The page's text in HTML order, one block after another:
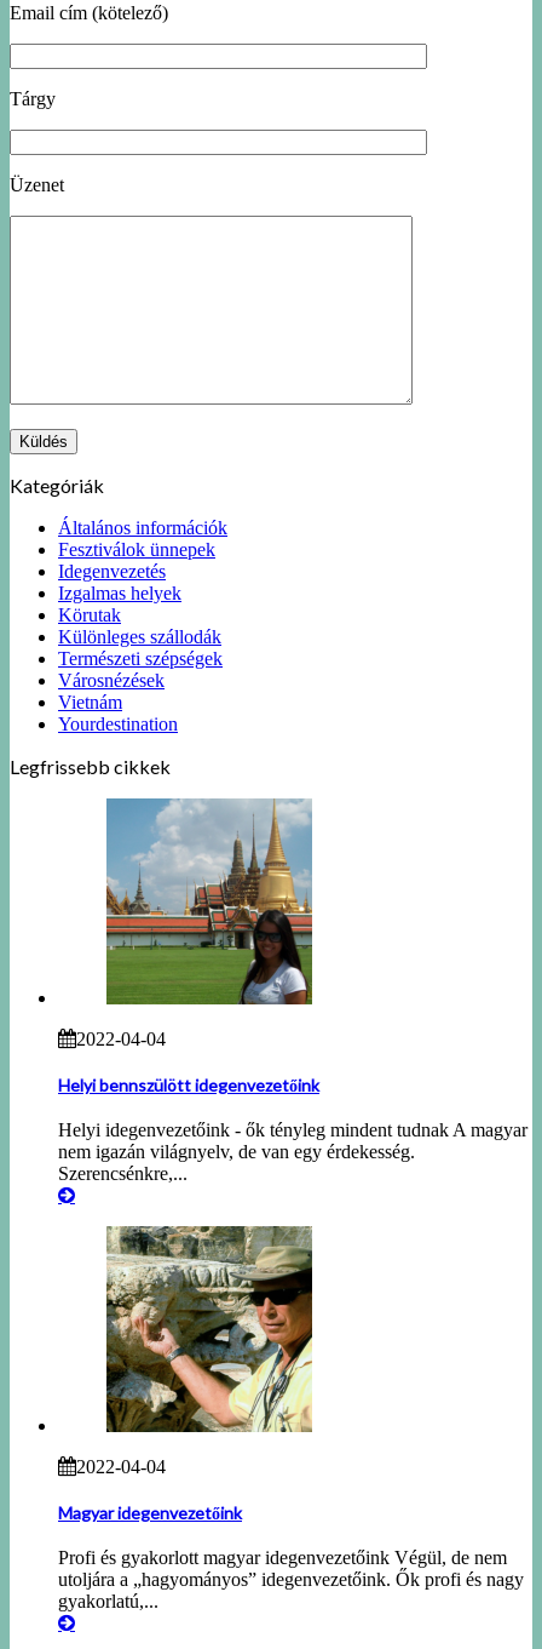
Email cím (kötelező)
Tárgy
Üzenet
Kategóriák
Általános információk
Fesztiválok ünnepek
Idegenvezetés
Izgalmas helyek
Körutak
Különleges szállodák
Természeti szépségek
Városnézések
Vietnám
Yourdestination
Legfrissebb cikkek
2022-04-04
Helyi bennszülött idegenvezetőink
Helyi idegenvezetőink - ők tényleg mindent tudnak A magyar
nem igazán világnyelv, de van egy érdekesség.
Szerencsénkre,...
2022-04-04
Magyar idegenvezetőink
Profi és gyakorlott magyar idegenvezetőink Végül, de nem
utoljára a „hagyományos” idegenvezetőink. Ők profi és nagy
gyakorlatú,...